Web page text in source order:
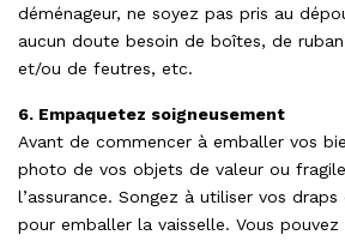
déménageur, ne soyez pas pris au
aucun doute besoin de boîtes, de
et/ou de feutres, etc.
6. Empaquetez soigneusement
Avant de commencer à emballer vos
photo de vos objets de valeur ou
l’assurance. Songez à utiliser vos
pour emballer la vaisselle. Vous